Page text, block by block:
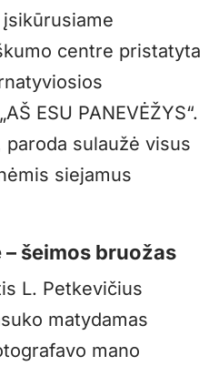
centre pristatyta
ESU PANEVĖŽYS“.
sulaužė visus
siejamus
šeimos bruožas
L. Petkevičius
matydamas
mano